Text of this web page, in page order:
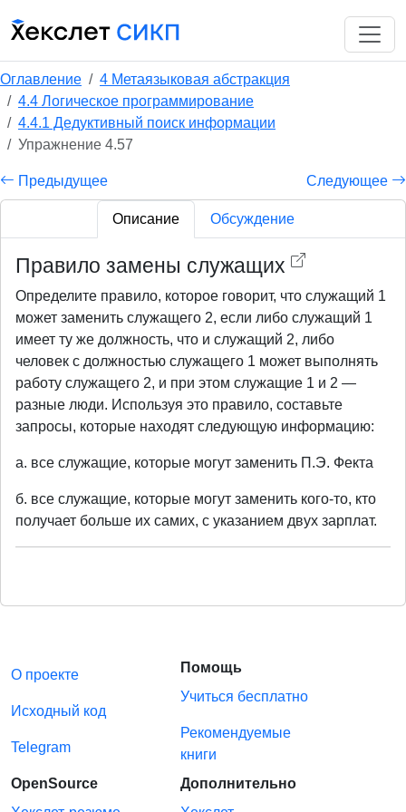
Оглавление
4 Метаязыковая абстракция
4.4 Логическое программирование
4.4.1 Дедуктивный поиск информации
Упражнение 4.57
Предыдущее Следующее
Описание Обсуждение
Правило замены служащих
Определите правило, которое говорит, что служащий 1
может заменить служащего 2, если либо служащий 1
имеет ту же должность, что и служащий 2, либо
человек с должностью служащего 1 может выполнять
работу служащего 2, и при этом служащие 1 и 2 —
разные люди. Используя это правило, составьте
запросы, которые находят следующую информацию:
а. все служащие, которые могут заменить П.Э. Фекта
б. все служащие, которые могут заменить кого-то, кто
получает больше их самих, с указанием двух зарплат.
О проекте
Исходный код
Telegram
Помощь
Учиться бесплатно
Рекомендуемые
книги
OpenSource
Дополнительно